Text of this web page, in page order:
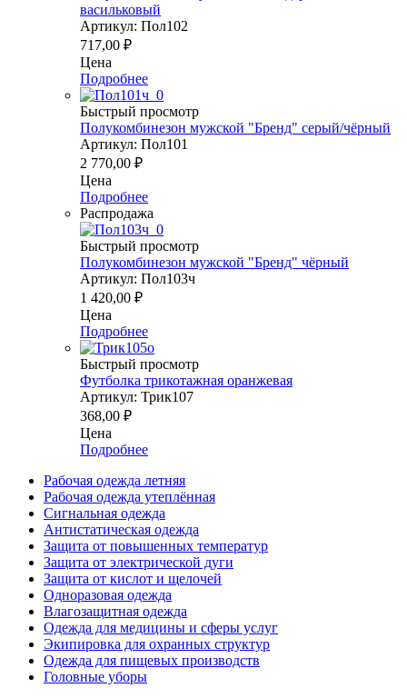
васильковый
Артикул: Пол102
717,00 ₽
Цена
Подробнее
Быстрый просмотр
Полукомбинезон мужской "Бренд" серый/чёрный
Артикул: Пол101
2 770,00 ₽
Цена
Подробнее
Распродажа
Быстрый просмотр
Полукомбинезон мужской "Бренд" чёрный
Артикул: Пол103ч
1 420,00 ₽
Цена
Подробнее
Быстрый просмотр
Футболка трикотажная оранжевая
Артикул: Трик107
368,00 ₽
Цена
Подробнее
Рабочая одежда летняя
Рабочая одежда утеплённая
Сигнальная одежда
Антистатическая одежда
Защита от повышенных температур
Защита от электрической дуги
Защита от кислот и щелочей
Одноразовая одежда
Влагозащитная одежда
Одежда для медицины и сферы услуг
Экипировка для охранных структур
Одежда для пищевых производств
Головные уборы